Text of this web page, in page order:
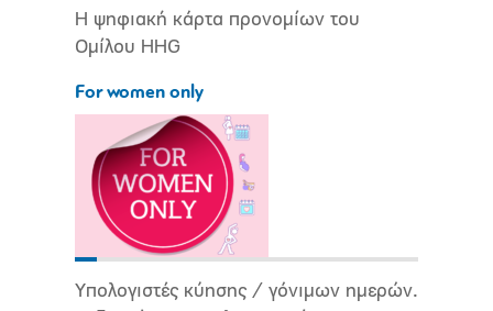
Η ψηφιακή κάρτα προνομίων του
Ομίλου HHG
For women only
Υπολογιστές κύησης / γόνιμων ημερών.